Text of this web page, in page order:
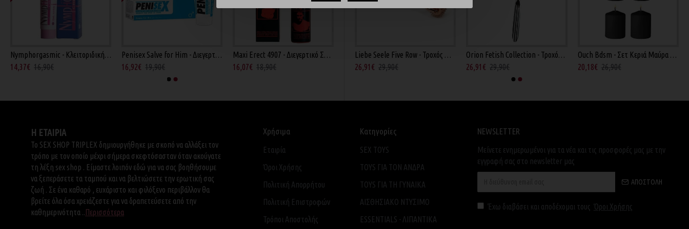
Nymphorgasmic - Κλειτοριδική Κρέμα 15ml
14,37€ 16,90€
Penisex Salve for Him - Διεγερτική Κρέμα 50ml
16,92€ 19,90€
Maxi Erect 4907 - Διεγερτικό Σπρέυ 25ml
16,07€ 18,90€
152,91€ 169,90€
44,91€ 49,90€
62,18€ 82,90€
Liebe Seele Five Row - Τροχός Wartenberg Ροζ Χρυσό
26,91€ 29,90€
Orion Fetish Collection - Τροχός Bdsm Ασημί
26,91€ 29,90€
Ouch Bdsm - Σετ Κεριά Μαύρα 4τμχ
20,18€ 26,90€
Η ΕΤΑΙΡΙΑ
Το SEX SHOP TRIPLEX δημιουργήθηκε με σκοπό να αλλάξει τον
τρόπο με τον οποίο μέχρι σήμερα σκεφτόσασταν όταν ακούγατε
τη λέξη sex shop . Είμαστε λοιπόν εδώ για να σας βοηθήσουμε
να ξεπεράσετε τα ταμπού και να βελτιώσετε την ερωτική σας
ζωή . Σε ένα καθαρό , ευχάριστο και φιλόξενο περιβάλλον θα
βρείτε όλα όσα χρειάζεστε για να δραπετεύσετε από την
καθημερινότητα .. Περισσότερα
Χρήσιμα
Εταιρία
Όροι Χρήσης
Πολιτική Απορρήτου
Πολιτική Επιστροφών
Τρόποι Αποστολής
Κατηγορίες
SEX TOYS
TOYS ΓΙΑ ΤΟΝ ΑΝΔΡΑ
TOYS ΓΙΑ ΤH ΓΥΝΑΙΚΑ
ΑΙΣΘΗΣΙΑΚΟ ΝΤΥΣΙΜΟ
ESSENTIALS - ΛΙΠΑΝΤΙΚΑ
NEWSLETTER
Μείνετε ενημερωμένοι για τα νέα και τις προσφορές μας με την
εγγραφή σας στο newsletter μας
ΑΠΟΣΤΟΛΉ
Έχω διαβάσει και αποδέχομαι τους Όροι Χρήσης